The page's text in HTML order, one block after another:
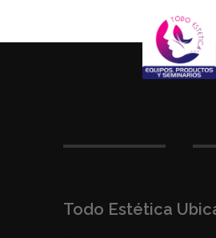
Todo Estética